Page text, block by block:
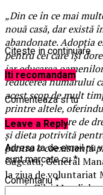
„Din ce în ce mai
nouă casă, dar există
abandonate. Adopția
pentru cei care își
iar educarea
reducerea numărului
acest scop de mult
printre altele,
corespunzătoare de
și dieta potrivită
pentru o coexistență
Găgeatu, General
la ziua de voluntariat
ocazia Zilei Mondiale
Citeste in continuare
Iti recomandam
Comenteaza si tu
Leave a Reply
Adresa ta de email nu
sunt marcate cu*
Comentariu*